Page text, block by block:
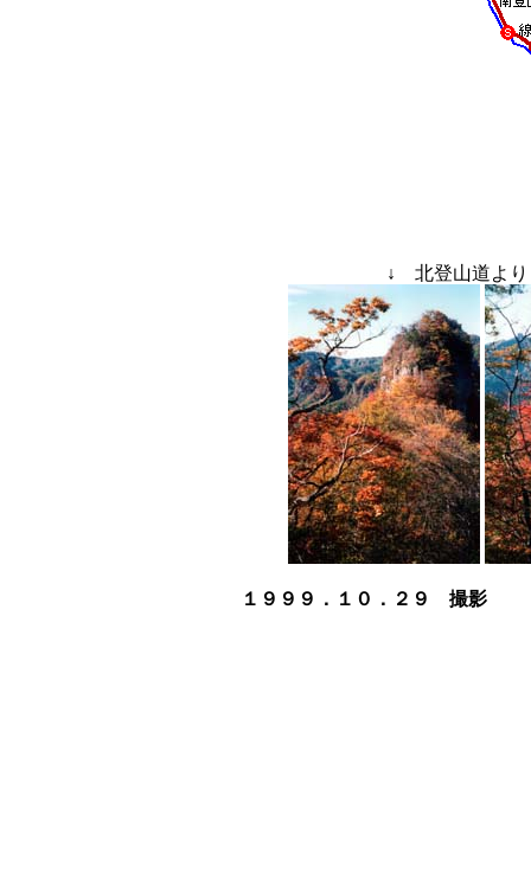
↓ 北登山道よ
１９９９．１０．２９ 撮影